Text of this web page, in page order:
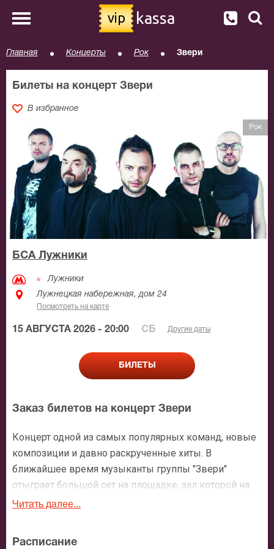
vip kassa
Главная Концерты Рок Звери
Билеты на концерт Звери
В избранное
Рок
БСА Лужники
Лужники
Лужнецкая набережная, дом 24
Посмотреть на карте
15 АВГУСТА 2026 - 20:00 СБ Другие даты
БИЛЕТЫ
Заказ билетов на концерт Звери
Концерт одной из самых популярных команд, новые
композиции и давно раскрученные хиты. В
ближайшее время музыканты группы "Звери"
отыграет большой сет на площадке, зал которой на
их выступлениях всегда полон.
любимая музыка закружит вас, как кружит вот уже
Читать далее...
Расписание